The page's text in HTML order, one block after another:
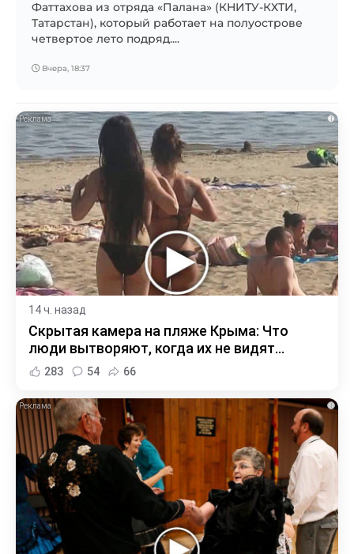
Фаттахова из отряда «Палана» (КНИТУ-КХТИ,
Татарстан), который работает на полуострове
четвертое лето подряд....
Вчера, 18:37
i
14 ч. назад
Скрытая камера на пляже Крыма: Что
люди вытворяют, когда их не видят...
283 54 66
i